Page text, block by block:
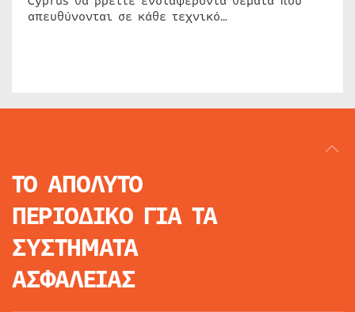
απευθύνονται σε κάθε τεχνικό…
ΤΟ ΑΠΟΛΥΤΟ
ΠΕΡΙΟΔΙΚΟ ΓΙΑ ΤΑ
ΣΥΣΤΗΜΑΤΑ
ΑΣΦΑΛΕΙΑΣ